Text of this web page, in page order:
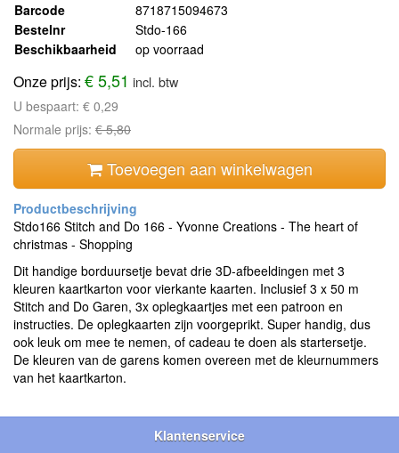
Barcode
8718715094673
Bestelnr
Stdo-166
Beschikbaarheid
op voorraad
Onze prijs: € 5,51 incl. btw
U bespaart: € 0,29
Normale prijs: € 5,80
Toevoegen aan winkelwagen
Stdo166 Stitch and Do 166 - Yvonne Creations - The heart of
christmas - Shopping
Dit handige borduursetje bevat drie 3D-afbeeldingen met 3
kleuren kaartkarton voor vierkante kaarten. Inclusief 3 x 50 m
Stitch and Do Garen, 3x oplegkaartjes met een patroon en
instructies. De oplegkaarten zijn voorgeprikt. Super handig, dus
ook leuk om mee te nemen, of cadeau te doen als startersetje.
De kleuren van de garens komen overeen met de kleurnummers
van het kaartkarton.
Klantenservice